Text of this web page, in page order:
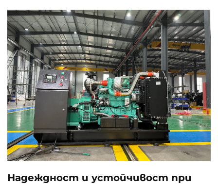
Надеждност и устойчивост при